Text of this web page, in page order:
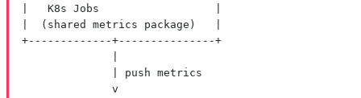
|   K8s Jobs                  |
|  (shared metrics package)   |
+-------------+---------------+
| push metrics
v